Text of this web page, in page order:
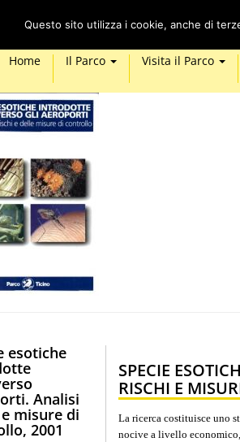
Home Il Parco Visita il Parco
esotiche
Analisi
misure di
2001
SPECIE
RISCHI E
La ricerca costituisce uno
nocive a livello
Questo sito utilizza i cookie, anche di